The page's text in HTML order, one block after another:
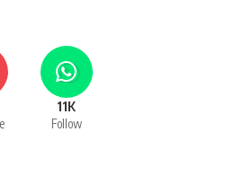
11K
Follow